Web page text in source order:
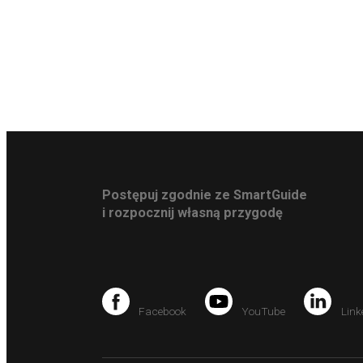
Postępuj zgodnie ze SmartGuide
i rozpocznij własną przygodę
Facebook YouTube